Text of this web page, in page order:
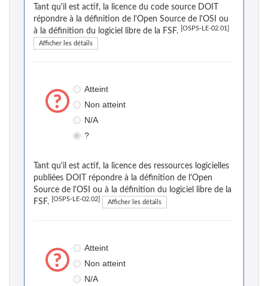
Tant qu'il est actif, la licence du code source DOIT
répondre à la définition de l'Open Source de l'OSI ou
à la définition du logiciel libre de la FSF.
[OSPS-LE-02.01]
Afficher les détails
Atteint
Non atteint
N/A
?
Tant qu'il est actif, la licence des ressources logicielles
publiées DOIT répondre à la définition de l'Open
Source de l'OSI ou à la définition du logiciel libre de la
FSF.
[OSPS-LE-02.02] Afficher les détails
Atteint
Non atteint
N/A